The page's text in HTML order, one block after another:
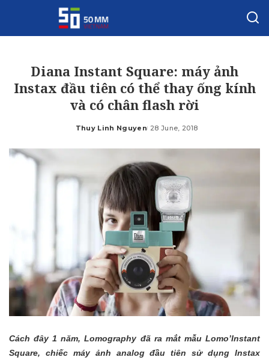
Diana Instant Square: máy ảnh
Instax đầu tiên có thể thay ống kính
và có chân flash rời
Posted
Thuy Linh Nguyen 28 June, 2018
Cách đây 1 năm, Lomography đã ra mắt mẫu Lomo’Instant
Square, chiếc máy ảnh analog đầu tiên sử dụng Instax